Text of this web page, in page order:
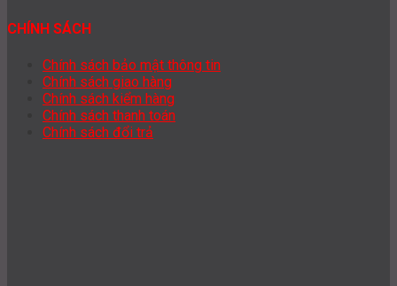
CHÍNH SÁCH
Chính sách bảo mật thông tin
Chính sách giao hàng
Chính sách kiểm hàng
Chính sách thanh toán
Chính sách đổi trả